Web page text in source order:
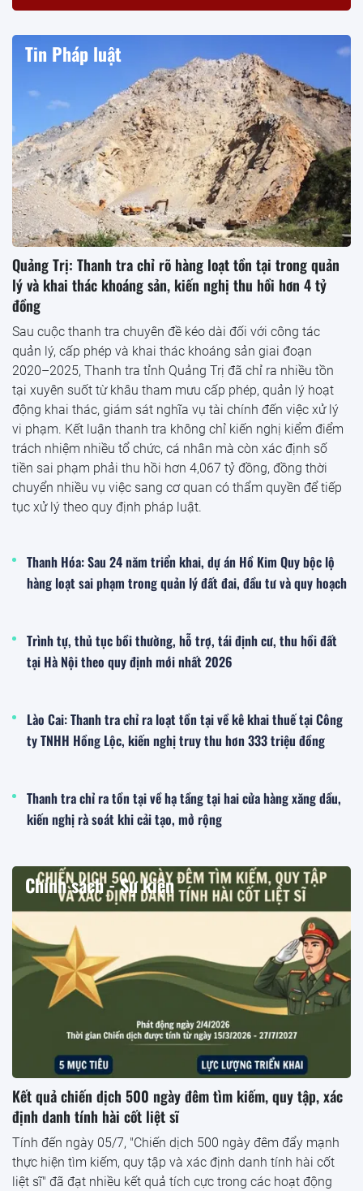
Tin Pháp luật
Quảng Trị: Thanh tra chỉ rõ hàng loạt tồn tại trong quản
lý và khai thác khoáng sản, kiến nghị thu hồi hơn 4 tỷ
đồng
Sau cuộc thanh tra chuyên đề kéo dài đối với công tác
quản lý, cấp phép và khai thác khoáng sản giai đoạn
2020–2025, Thanh tra tỉnh Quảng Trị đã chỉ ra nhiều tồn
tại xuyên suốt từ khâu tham mưu cấp phép, quản lý hoạt
động khai thác, giám sát nghĩa vụ tài chính đến việc xử lý
vi phạm. Kết luận thanh tra không chỉ kiến nghị kiểm điểm
trách nhiệm nhiều tổ chức, cá nhân mà còn xác định số
tiền sai phạm phải thu hồi hơn 4,067 tỷ đồng, đồng thời
chuyển nhiều vụ việc sang cơ quan có thẩm quyền để tiếp
tục xử lý theo quy định pháp luật.
Thanh Hóa: Sau 24 năm triển khai, dự án Hồ Kim Quy bộc lộ
hàng loạt sai phạm trong quản lý đất đai, đầu tư và quy hoạch
Trình tự, thủ tục bồi thường, hỗ trợ, tái định cư, thu hồi đất
tại Hà Nội theo quy định mới nhất 2026
Lào Cai: Thanh tra chỉ ra loạt tồn tại về kê khai thuế tại Công
ty TNHH Hồng Lộc, kiến nghị truy thu hơn 333 triệu đồng
Thanh tra chỉ ra tồn tại về hạ tầng tại hai cửa hàng xăng dầu,
kiến nghị rà soát khi cải tạo, mở rộng
Chính sách - Sự kiện
Kết quả chiến dịch 500 ngày đêm tìm kiếm, quy tập, xác
định danh tính hài cốt liệt sĩ
Tính đến ngày 05/7, "Chiến dịch 500 ngày đêm đẩy mạnh
thực hiện tìm kiếm, quy tập và xác định danh tính hài cốt
liệt sĩ" đã đạt nhiều kết quả tích cực trong các hoạt động